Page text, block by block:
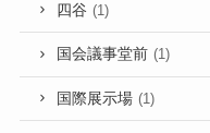
四谷 (1)
国会議事堂前 (1)
国際展示場 (1)